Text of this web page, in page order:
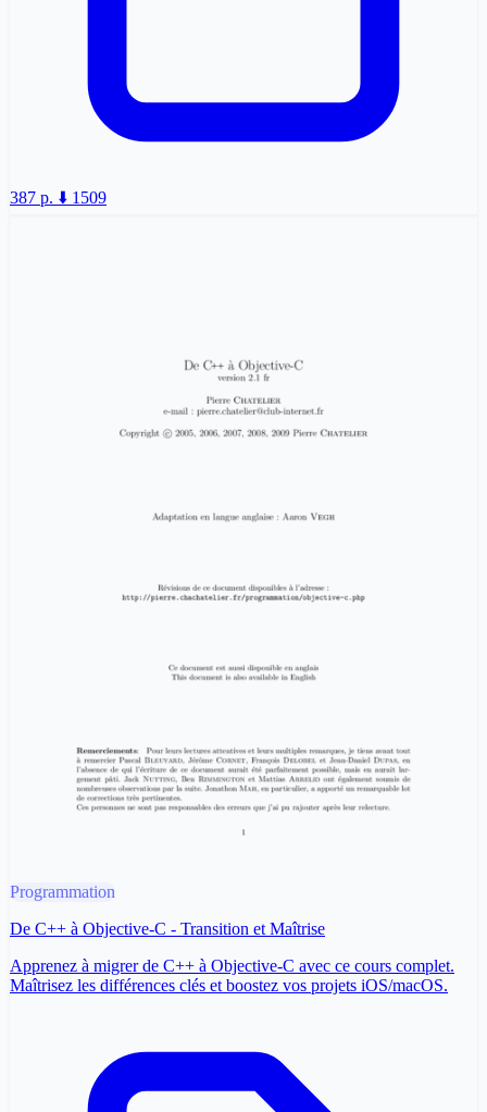
387 p. ⬇️ 1509
Programmation
De C++ à Objective-C - Transition et Maîtrise
Apprenez à migrer de C++ à Objective-C avec ce cours complet.
Maîtrisez les différences clés et boostez vos projets iOS/macOS.